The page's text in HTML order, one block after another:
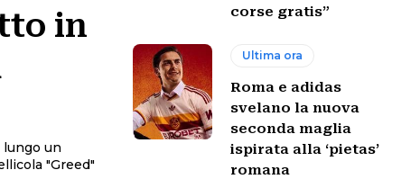
in
"Greed"
corse gratis”
Ultima ora
Roma e adidas
svelano la nuova
seconda maglia
ispirata alla ‘pietas’
romana